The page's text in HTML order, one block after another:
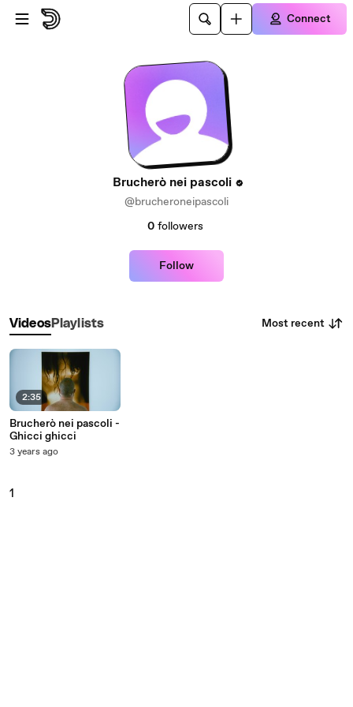
Skip to main content
Connect
Brucherò nei pascoli
@brucheroneipascoli
0 followers
Follow
VideosPlaylists Most recent
2:35
Brucherò nei pascoli -
Ghicci ghicci
3 years ago
1